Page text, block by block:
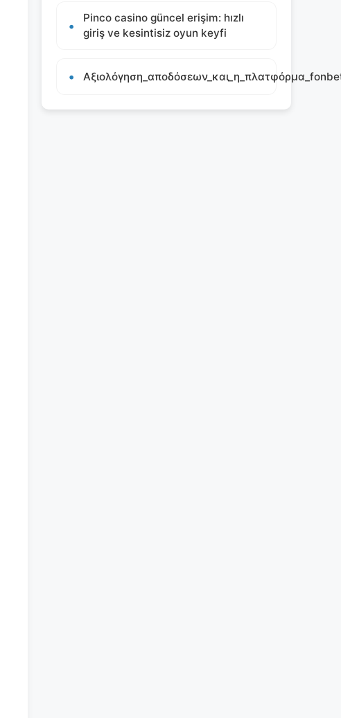
Pinco casino güncel erişim: hızlı
giriş ve kesintisiz oyun keyfi